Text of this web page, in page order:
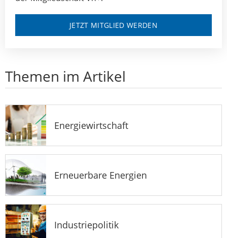
JETZT MITGLIED WERDEN
Themen im Artikel
Energiewirtschaft
Erneuerbare Energien
Industriepolitik